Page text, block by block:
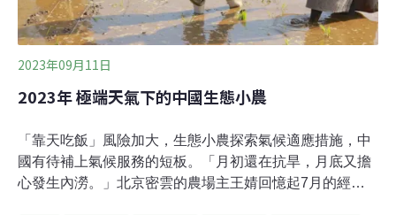
2023年09月11日
2023年 極端天氣下的中國生態小農
「靠天吃飯」風險加大，生態小農探索氣候適應措施，中
國有待補上氣候服務的短板。「月初還在抗旱，月底又擔
心發生內澇。」北京密雲的農場主王婧回憶起7月的經歷